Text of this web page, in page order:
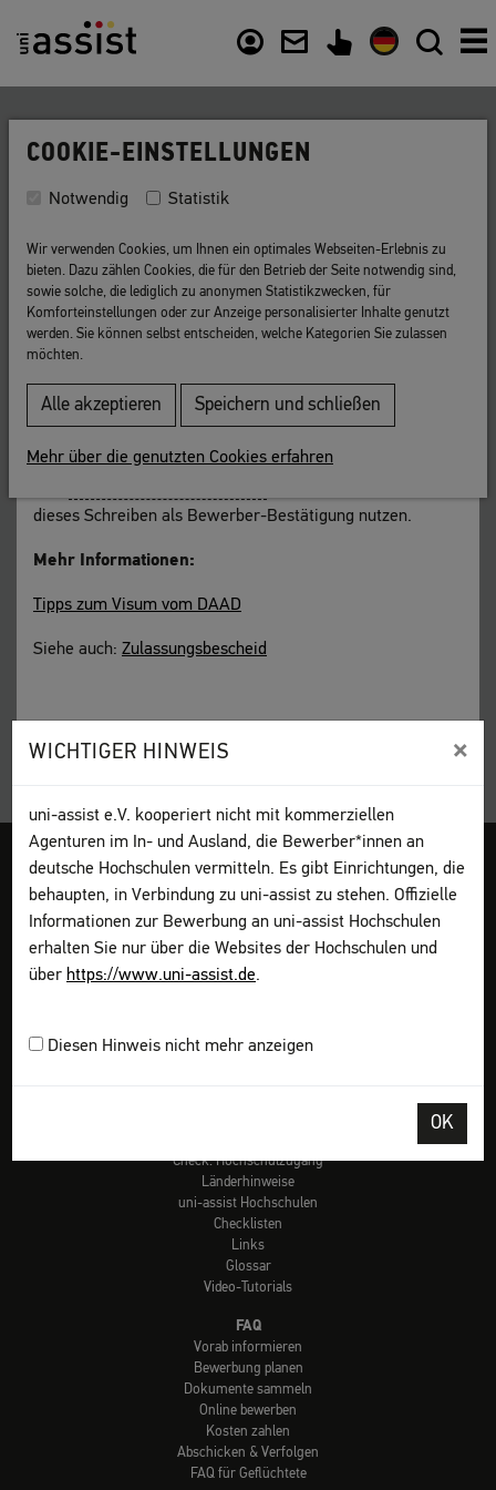
WICHTIGER HINWEIS ×
uni-assist e.V. kooperiert nicht mit kommerziellen
Agenturen im In- und Ausland, die Bewerber*innen an
deutsche Hochschulen vermitteln. Es gibt Einrichtungen, die
behaupten, in Verbindung zu uni-assist zu stehen. Offizielle
Informationen zur Bewerbung an uni-assist Hochschulen
erhalten Sie nur über die Websites der Hochschulen und
über https://www.uni-assist.de.
Diesen Hinweis nicht mehr anzeigen
OK
Zurück zur Liste
Studienbewerber-Visum
Visum, das Sie beantragen können, wenn Sie
eine Bestätigung über die Bewerbung zum
Studium haben, aber noch keinen
Zulassungsbescheidder Hochschule.
die Hochschule weitergeleitet werden kann oder Ihnen
dieses Schreiben als Bewerber-Bestätigung nutzen.
Mehr Informationen:
Tipps zum Visum vom DAAD
Siehe auch: Zulassungsbescheid
Impressum AGB Datenschutz Sitemap My assist
DGS
Kontakt
Seite drucken
Bewerben
Dokumente sammeln
Online bewerben
Check: Hochschulzugang
Länderhinweise
uni-assist Hochschulen
Checklisten
Links
Glossar
Video-Tutorials
FAQ
Vorab informieren
Bewerbung planen
Dokumente sammeln
Online bewerben
Kosten zahlen
Abschicken & Verfolgen
FAQ für Geflüchtete
COOKIE-EINSTELLUNGEN
Notwendig Statistik
Wir verwenden Cookies, um Ihnen ein optimales Webseiten-Erlebnis zu
bieten. Dazu zählen Cookies, die für den Betrieb der Seite notwendig sind,
sowie solche, die lediglich zu anonymen Statistikzwecken, für
Komforteinstellungen oder zur Anzeige personalisierter Inhalte genutzt
werden. Sie können selbst entscheiden, welche Kategorien Sie zulassen
möchten.
Alle akzeptieren Speichern und schließen
Mehr über die genutzten Cookies erfahren